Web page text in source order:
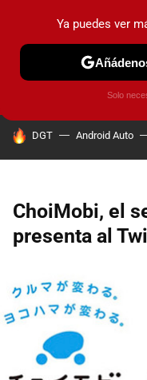
PRUEBAS COCHES
HOY SE HABLA DE
DGT Android Auto
ChoiMobi, el
presenta al
Ya puedes ver
Solo